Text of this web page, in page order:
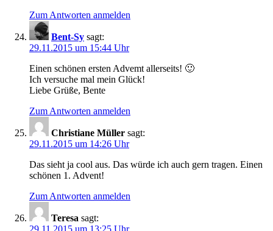
Zum Antworten anmelden
Bent-Sy sagt:
29.11.2015 um 15:44 Uhr
Einen schönen ersten Advemt allerseits! 🙂
Ich versuche mal mein Glück!
Liebe Grüße, Bente
Zum Antworten anmelden
Christiane Müller sagt:
29.11.2015 um 14:26 Uhr
Das sieht ja cool aus. Das würde ich auch gern tragen. Einen
schönen 1. Advent!
Zum Antworten anmelden
Teresa sagt:
29.11.2015 um 13:25 Uhr